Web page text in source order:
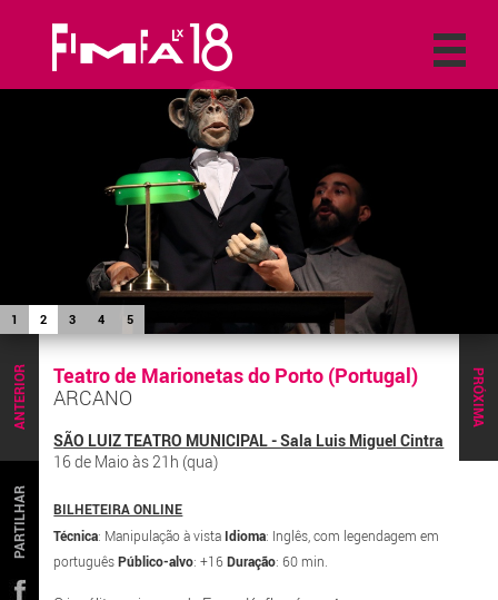
1 2 3 4 5
PRÓXIMA
ANTERIOR
PARTILHAR
Teatro de Marionetas do Porto (Portugal)
ARCANO
SÃO LUIZ TEATRO MUNICIPAL - Sala Luis Miguel Cintra
16 de Maio às 21h (qua)
BILHETEIRA ONLINE
Técnica: Manipulação à vista Idioma: Inglês, com legendagem em
portuguêsPúblico-alvo: +16Duração: 60 min.